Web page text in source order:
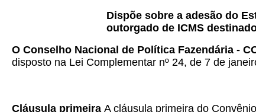
Dispõe sobre a adesão do
outorgado de ICMS
O Conselho Nacional de Política Fazendária -
disposto na Lei Complementar nº 24, de 7 de
Cláusula primeira A cláusula primeira do